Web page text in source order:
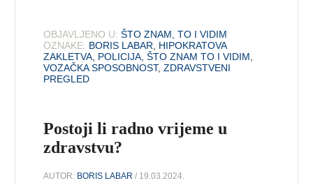
OBJAVLJENO U: ŠTO ZNAM, TO I VIDIM
OZNAKE: BORIS LABAR, HIPOKRATOVA
ZAKLETVA, POLICIJA,ŠTO ZNAM TO I VIDIM,
VOZAČKA SPOSOBNOST,ZDRAVSTVENI
PREGLED
Postoji li radno vrijeme u
zdravstvu?
AUTOR: BORIS LABAR / 19.03.2024.